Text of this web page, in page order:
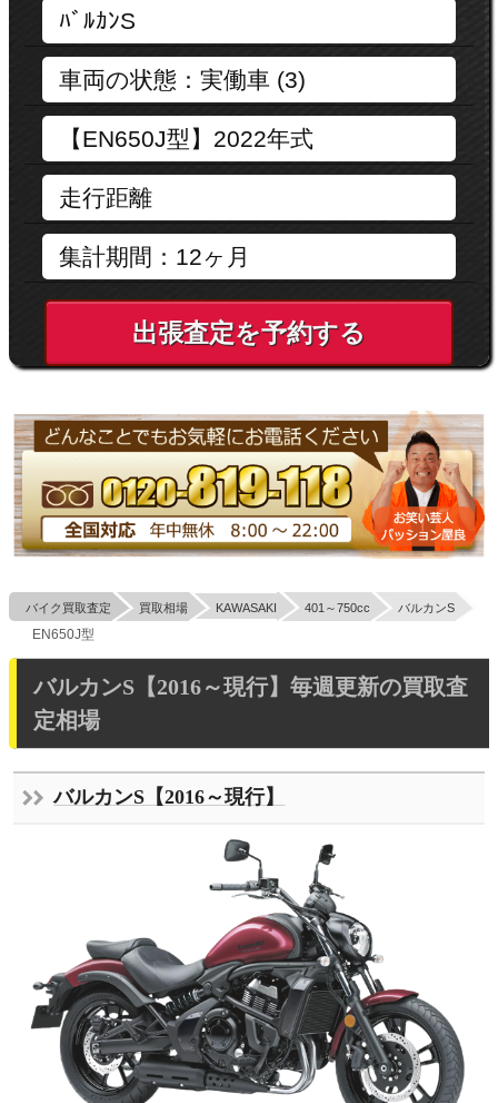
出張査定を予約する
バイク買取査定 買取相場 KAWASAKI 401～750cc バルカンS
EN650J型
バルカンS【2016～現行】毎週更新の買取査
定相場
バルカンS【2016～現行】